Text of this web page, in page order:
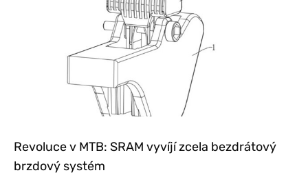
Revoluce v MTB: SRAM vyvíjí zcela bezdrátový
brzdový systém